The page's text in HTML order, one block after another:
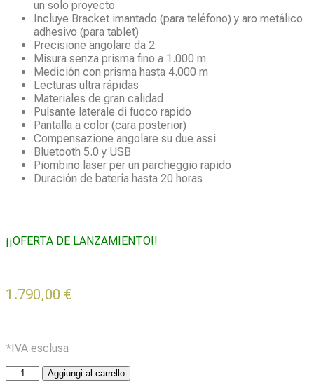
un solo proyecto
Incluye Bracket imantado (para teléfono) y aro metálico
adhesivo (para tablet)
Precisione angolare da 2
Misura senza prisma fino a 1.000 m
Medición con prisma hasta 4.000 m
Lecturas ultra rápidas
Materiales de gran calidad
Pulsante laterale di fuoco rapido
Pantalla a color (cara posterior)
Compensazione angolare su due assi
Bluetooth 5.0 y USB
Piombino laser per un parcheggio rapido
Duración de batería hasta 20 horas
¡¡OFERTA DE LANZAMIENTO!!
1.790,00 €
*IVA esclusa
Aggiungi al carrello